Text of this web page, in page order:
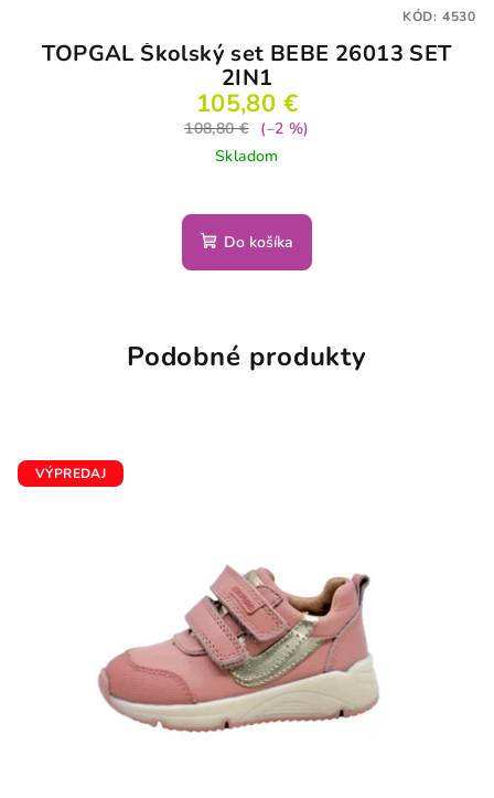
TOPGAL Školský set BEBE 26013 SET
2IN1
105,80 €
108,80 €
(–2 %)
Skladom
Do košíka
KÓD: 4530
Podobné produkty
VÝPREDAJ